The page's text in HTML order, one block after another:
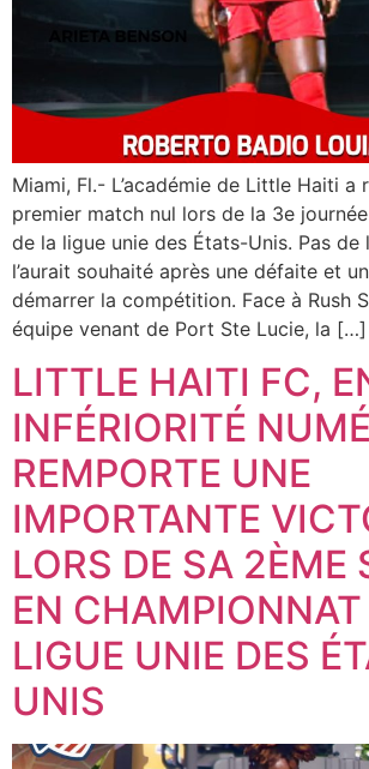
Miami, Fl.- L’académie de Little Haiti a
premier match nul lors de la 3e
de la ligue unie des États-Unis. Pas de
l’aurait souhaité après une défaite et
démarrer la compétition. Face à Rush
équipe venant de Port Ste Lucie, la […]
LITTLE HAITI FC,
INFÉRIORITÉ
REMPORTE UNE
IMPORTANTE
LORS DE SA 2ÈME
EN
LIGUE UNIE DES
UNIS